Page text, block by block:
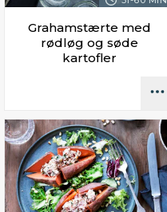
Grahamstærte med
rødløg og søde
kartofler